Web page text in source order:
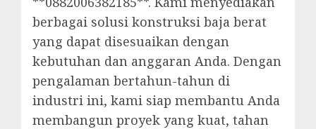
berbagai solusi konstruksi baja berat
yang dapat disesuaikan dengan
kebutuhan dan anggaran Anda. Dengan
pengalaman bertahun-tahun di
industri ini, kami siap membantu Anda
membangun proyek yang kuat, tahan